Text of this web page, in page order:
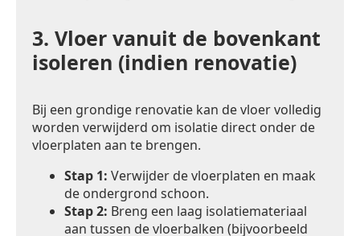
3. Vloer vanuit de bovenkant
isoleren (indien renovatie)
Bij een grondige renovatie kan de vloer volledig
worden verwijderd om isolatie direct onder de
vloerplaten aan te brengen.
Stap 1: Verwijder de vloerplaten en maak
de ondergrond schoon.
Stap 2: Breng een laag isolatiemateriaal
aan tussen de vloerbalken (bijvoorbeeld